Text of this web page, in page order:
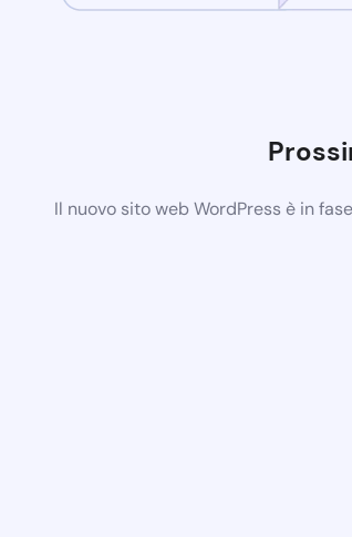
Il nuovo sito web WordPress è in